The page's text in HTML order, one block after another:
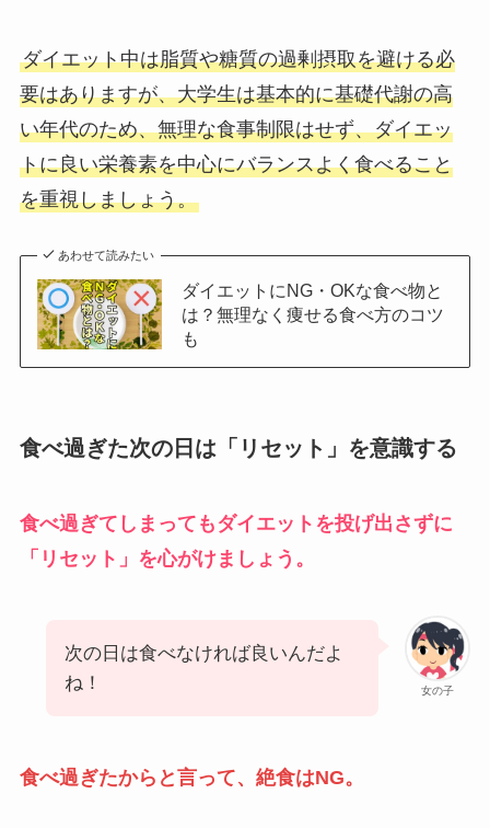
ダイエット中は脂質や糖質の過剰摂取を避ける必
要はありますが、大学生は基本的に基礎代謝の高
い年代のため、無理な食事制限はせず、ダイエッ
トに良い栄養素を中心にバランスよく食べること
を重視しましょう。
あわせて読みたい
ダイエットにNG・OKな食べ物と
は？無理なく痩せる食べ方のコツ
も
食べ過ぎた次の日は「リセット」を意識する
食べ過ぎてしまってもダイエットを投げ出さずに
「リセット」を心がけましょう。
女の子
次の日は食べなければ良いんだよ
ね！
食べ過ぎたからと言って、絶食はNG。